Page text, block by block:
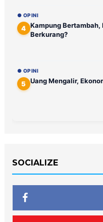
● OPINI
4 Kampung Bertambah,
Berkurang?
● OPINI
5 Uang Mengalir,
SOCIALIZE